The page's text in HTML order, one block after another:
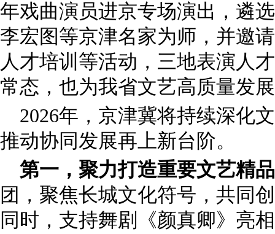
年戏曲演员进京专场演出，遴
李宏图等京津名家为师，并邀
人才培训等活动，三地表演人
常态，也为我省文艺高质量发
2026年，京津冀将持续深化
推动协同发展再上新台阶。
第一，聚力打造重要文艺精
团，聚焦长城文化符号，共同
同时，支持舞剧《颜真卿》亮